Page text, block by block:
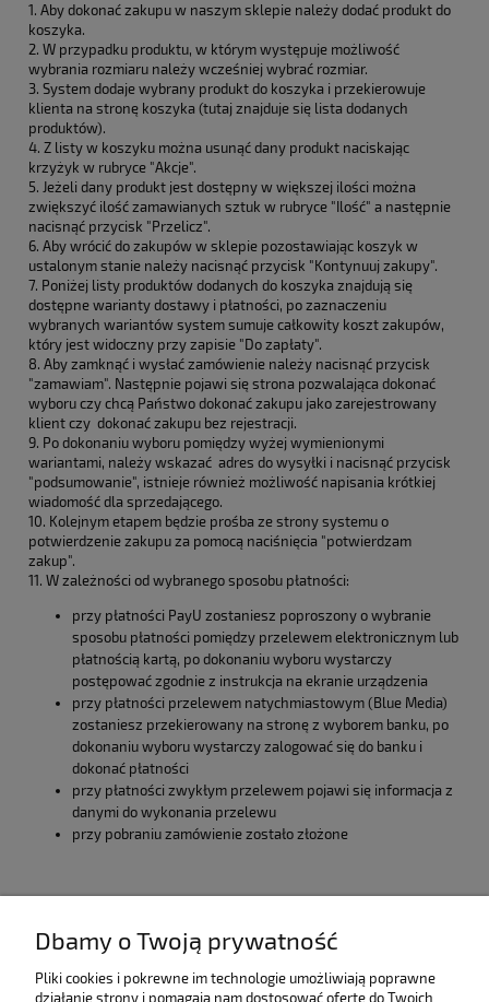
1. Aby dokonać zakupu w naszym sklepie należy dodać produkt do
koszyka.
2. W przypadku produktu, w którym występuje możliwość
wybrania rozmiaru należy wcześniej wybrać rozmiar.
3. System dodaje wybrany produkt do koszyka i przekierowuje
klienta na stronę koszyka (tutaj znajduje się lista dodanych
produktów).
4. Z listy w koszyku można usunąć dany produkt naciskając
krzyżyk w rubryce "Akcje".
5. Jeżeli dany produkt jest dostępny w większej ilości można
zwiększyć ilość zamawianych sztuk w rubryce "Ilość" a następnie
nacisnąć przycisk "Przelicz".
6. Aby wrócić do zakupów w sklepie pozostawiając koszyk w
ustalonym stanie należy nacisnąć przycisk "Kontynuuj zakupy".
7. Poniżej listy produktów dodanych do koszyka znajdują się
dostępne warianty dostawy i płatności, po zaznaczeniu
wybranych wariantów system sumuje całkowity koszt zakupów,
który jest widoczny przy zapisie "Do zapłaty".
8. Aby zamknąć i wysłać zamówienie należy nacisnąć przycisk
"zamawiam". Następnie pojawi się strona pozwalająca dokonać
wyboru czy chcą Państwo dokonać zakupu jako zarejestrowany
klient czy dokonać zakupu bez rejestracji.
9. Po dokonaniu wyboru pomiędzy wyżej wymienionymi
wariantami, należy wskazać adres do wysyłki i nacisnąć przycisk
"podsumowanie", istnieje również możliwość napisania krótkiej
wiadomość dla sprzedającego.
10. Kolejnym etapem będzie prośba ze strony systemu o
potwierdzenie zakupu za pomocą naciśnięcia "potwierdzam
zakup".
11. W zależności od wybranego sposobu płatności:
przy płatności PayU zostaniesz poproszony o wybranie
sposobu płatności pomiędzy przelewem elektronicznym lub
płatnością kartą, po dokonaniu wyboru wystarczy
postępować zgodnie z instrukcja na ekranie urządzenia
przy płatności przelewem natychmiastowym (Blue Media)
zostaniesz przekierowany na stronę z wyborem banku, po
dokonaniu wyboru wystarczy zalogować się do banku i
dokonać płatności
przy płatności zwykłym przelewem pojawi się informacja z
danymi do wykonania przelewu
przy pobraniu zamówienie zostało złożone
Dbamy o Twoją prywatność
Pliki cookies i pokrewne im technologie umożliwiają poprawne
działanie strony i pomagają nam dostosować ofertę do Twoich